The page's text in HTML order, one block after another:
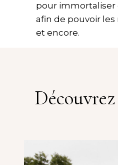
pour immortaliser
afin de pouvoir les
et encore.